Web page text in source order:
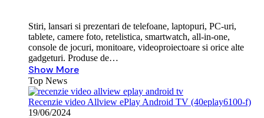
Stiri, lansari si prezentari de telefoane, laptopuri, PC-uri,
tablete, camere foto, retelistica, smartwatch, all-in-one,
console de jocuri, monitoare, videoproiectoare si orice alte
gadgeturi. Produse de…
Show More
Top News
Recenzie video Allview ePlay Android TV (40eplay6100-f)
19/06/2024